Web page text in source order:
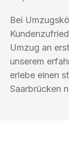
Bei
Umzug an
unserem
erlebe einen
Saarbrücken